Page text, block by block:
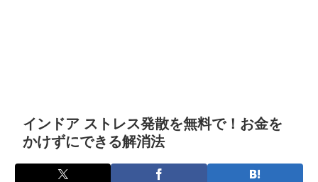
インドア ストレス発散を無料で！お金を
かけずにできる解消法